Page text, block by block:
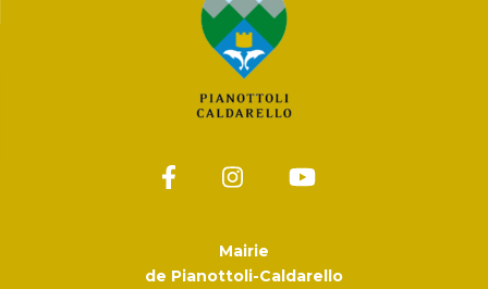
Mairie
de Pianottoli-Caldarello